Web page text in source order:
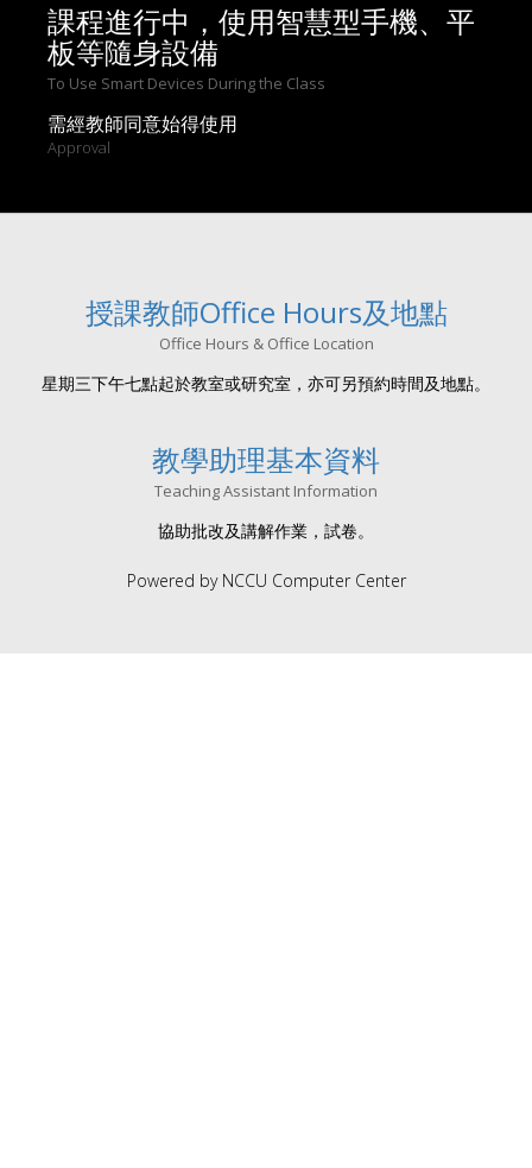
課程進行中，使用智慧型手機、平
板等隨身設備
To Use Smart Devices During the Class
需經教師同意始得使用
Approval
授課教師Office Hours及地點
Office Hours & Office Location
星期三下午七點起於教室或研究室，亦可另預約時間及地點。
教學助理基本資料
Teaching Assistant Information
協助批改及講解作業，試卷。
Powered by NCCU Computer Center